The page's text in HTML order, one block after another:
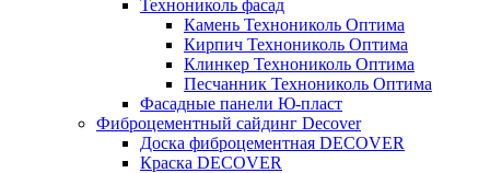
Технониколь фасад
Камень Технониколь Оптима
Кирпич Технониколь Оптима
Клинкер Технониколь Оптима
Песчанник Технониколь Оптима
Фасадные панели Ю-пласт
Фиброцементный сайдинг Decover
Доска фиброцементная DECOVER
Краска DECOVER